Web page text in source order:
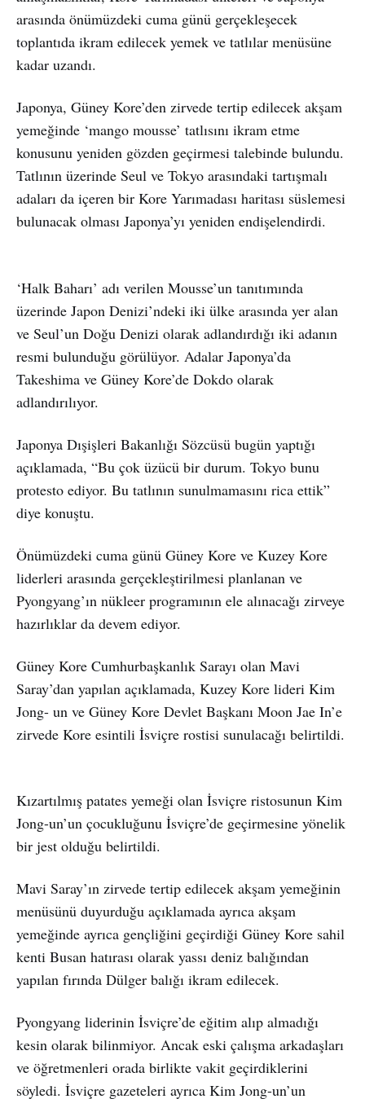
arasında önümüzdeki cuma günü gerçekleşecek
toplantıda ikram edilecek yemek ve tatlılar menüsüne
kadar uzandı.
Japonya, Güney Kore’den zirvede tertip edilecek akşam
yemeğinde ‘mango mousse’ tatlısını ikram etme
konusunu yeniden gözden geçirmesi talebinde bulundu.
Tatlının üzerinde Seul ve Tokyo arasındaki tartışmalı
adaları da içeren bir Kore Yarımadası haritası süslemesi
bulunacak olması Japonya’yı yeniden endişelendirdi.
‘Halk Baharı’ adı verilen Mousse’un tanıtımında
üzerinde Japon Denizi’ndeki iki ülke arasında yer alan
ve Seul’un Doğu Denizi olarak adlandırdığı iki adanın
resmi bulunduğu görülüyor. Adalar Japonya’da
Takeshima ve Güney Kore’de Dokdo olarak
adlandırılıyor.
Japonya Dışişleri Bakanlığı Sözcüsü bugün yaptığı
açıklamada, “Bu çok üzücü bir durum. Tokyo bunu
protesto ediyor. Bu tatlının sunulmamasını rica ettik”
diye konuştu.
Önümüzdeki cuma günü Güney Kore ve Kuzey Kore
liderleri arasında gerçekleştirilmesi planlanan ve
Pyongyang’ın nükleer programının ele alınacağı zirveye
hazırlıklar da devem ediyor.
Güney Kore Cumhurbaşkanlık Sarayı olan Mavi
Saray’dan yapılan açıklamada, Kuzey Kore lideri Kim
Jong- un ve Güney Kore Devlet Başkanı Moon Jae In’e
zirvede Kore esintili İsviçre rostisi sunulacağı belirtildi.
Kızartılmış patates yemeği olan İsviçre ristosunun Kim
Jong-un’un çocukluğunu İsviçre’de geçirmesine yönelik
bir jest olduğu belirtildi.
Mavi Saray’ın zirvede tertip edilecek akşam yemeğinin
menüsünü duyurduğu açıklamada ayrıca akşam
yemeğinde ayrıca gençliğini geçirdiği Güney Kore sahil
kenti Busan hatırası olarak yassı deniz balığından
yapılan fırında Dülger balığı ikram edilecek.
Pyongyang liderinin İsviçre’de eğitim alıp almadığı
kesin olarak bilinmiyor. Ancak eski çalışma arkadaşları
ve öğretmenleri orada birlikte vakit geçirdiklerini
söyledi. İsviçre gazeteleri ayrıca Kim Jong-un’un